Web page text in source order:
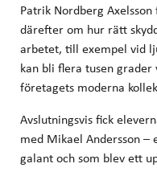
Patrik Nordberg
därefter om hur rätt
arbetet, till exempel vid
kan bli flera tusen
företagets moderna
Avslutningsvis fick
med Mikael Andersson
galant och som blev ett